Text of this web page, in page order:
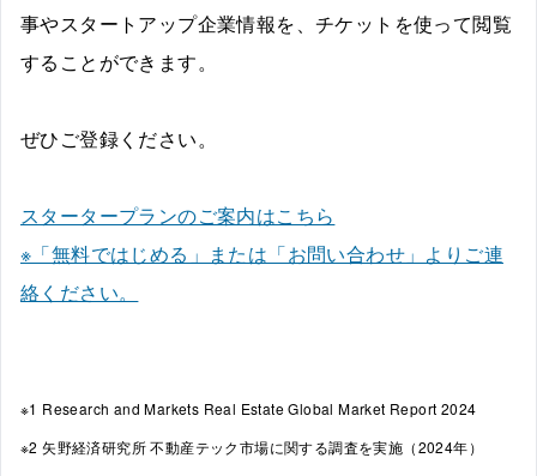
事やスタートアップ企業情報を、チケットを使って閲覧
することができます。
ぜひご登録ください。
スタータープランのご案内はこちら
※「無料ではじめる」または「お問い合わせ」よりご連
絡ください。
※1 Research and Markets Real Estate Global Market Report 2024
※2 矢野経済研究所 不動産テック市場に関する調査を実施（2024年）